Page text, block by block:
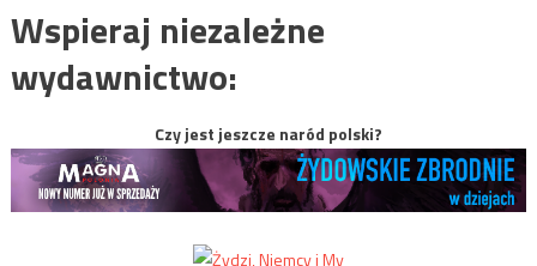
Wspieraj niezależne
wydawnictwo:
Czy jest jeszcze naród polski?